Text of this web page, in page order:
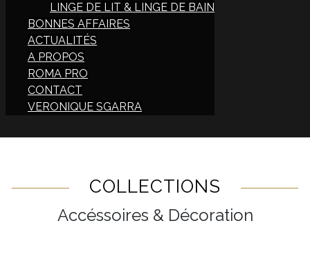
LINGE DE LIT & LINGE DE BAIN
BONNES AFFAIRES
ACTUALITÉS
A PROPOS
ROMA PRO
CONTACT
VERONIQUE SGARRA
COLLECTIONS
Accéssoires & Décoration